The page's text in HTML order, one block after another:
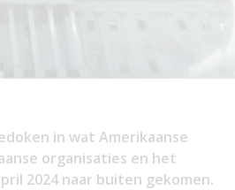
in wat Amerikaanse
organisaties en het
2024 naar buiten gekomen.